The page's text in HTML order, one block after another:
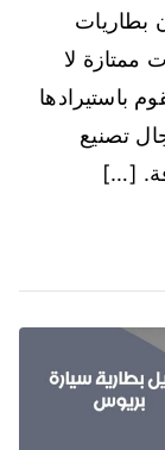
بطاريات
ممتازة لا
باستيرادها
تصنيع
[…]